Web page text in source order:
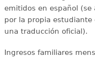
emitidos en español (se
por la propia estudiante
una traducción oficial).
Ingresos familiares